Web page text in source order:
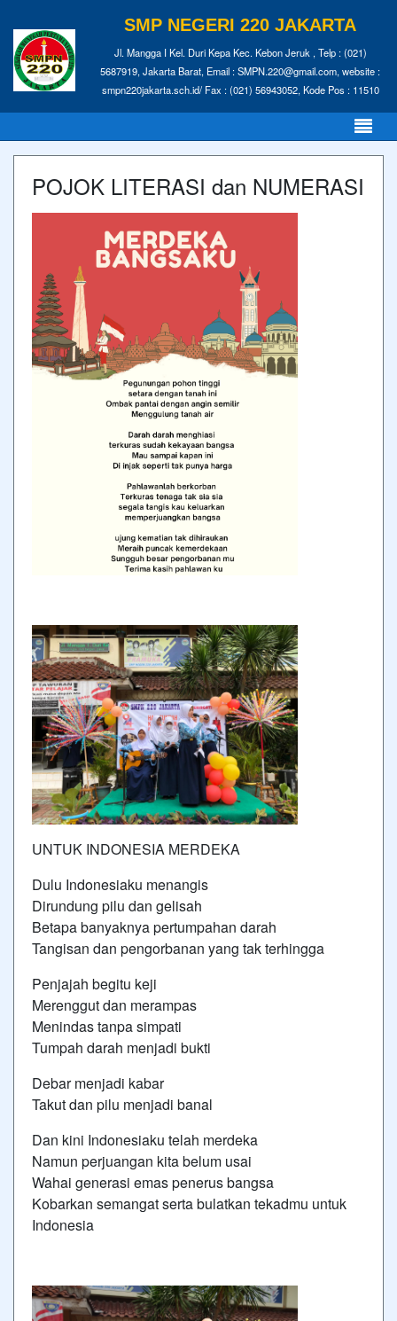
SMP NEGERI 220 JAKARTA
Jl. Mangga I Kel. Duri Kepa Kec. Kebon Jeruk , Telp : (021)
5687919, Jakarta Barat, Email : SMPN.220@gmail.com, website :
smpn220jakarta.sch.id/ Fax : (021) 56943052, Kode Pos : 11510
POJOK LITERASI dan NUMERASI
UNTUK INDONESIA MERDEKA
Dulu Indonesiaku menangis
Dirundung pilu dan gelisah
Betapa banyaknya pertumpahan darah
Tangisan dan pengorbanan yang tak terhingga
Penjajah begitu keji
Merenggut dan merampas
Menindas tanpa simpati
Tumpah darah menjadi bukti
Debar menjadi kabar
Takut dan pilu menjadi banal
Dan kini Indonesiaku telah merdeka
Namun perjuangan kita belum usai
Wahai generasi emas penerus bangsa
Kobarkan semangat serta bulatkan tekadmu untuk
Indonesia